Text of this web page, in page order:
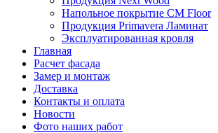
Напольное покрытие CM Floor
Продукция Primavera Ламинат
Эксплуатированная кровля
Главная
Расчет фасада
Замер и монтаж
Доставка
Контакты и оплата
Новости
Фото наших работ